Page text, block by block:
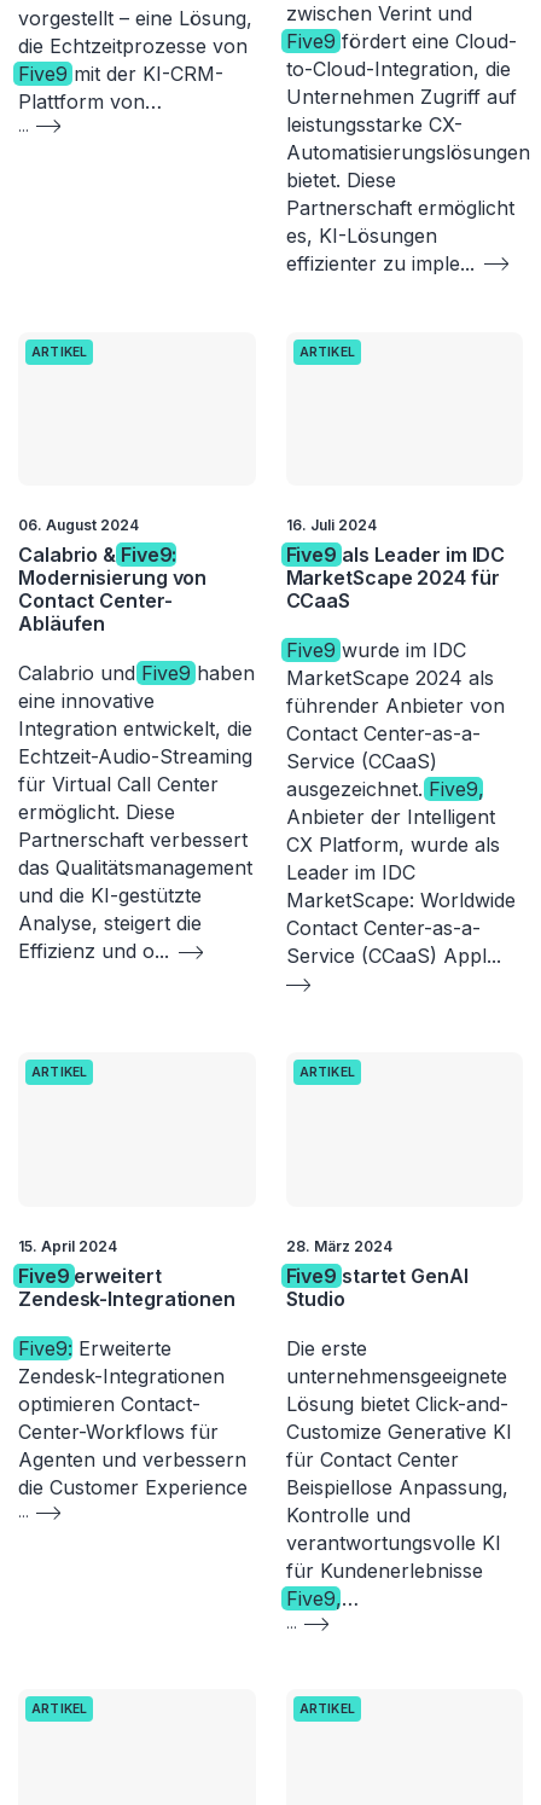
vorgestellt – eine Lösung,
die Echtzeitprozesse von
Five9 mit der KI-CRM-
Plattform von…
...
zwischen Verint und
Five9 fördert eine Cloud-
to-Cloud-Integration, die
Unternehmen Zugriff auf
leistungsstarke CX-
Automatisierungslösungen
bietet. Diese
Partnerschaft ermöglicht
es, KI-Lösungen
effizienter zu imple...
ARTIKEL
06. August 2024
Calabrio & Five9:
Modernisierung von
Contact Center-
Abläufen
Calabrio und Five9 haben
eine innovative
Integration entwickelt, die
Echtzeit-Audio-Streaming
für Virtual Call Center
ermöglicht. Diese
Partnerschaft verbessert
das Qualitätsmanagement
und die KI-gestützte
Analyse, steigert die
Effizienz und o...
ARTIKEL
16. Juli 2024
Five9 als Leader im IDC
MarketScape 2024 für
CCaaS
Five9 wurde im IDC
MarketScape 2024 als
führender Anbieter von
Contact Center-as-a-
Service (CCaaS)
ausgezeichnet. Five9,
Anbieter der Intelligent
CX Platform, wurde als
Leader im IDC
MarketScape: Worldwide
Contact Center-as-a-
Service (CCaaS) Appl...
ARTIKEL
15. April 2024
Five9 erweitert
Zendesk-Integrationen
Five9: Erweiterte
Zendesk-Integrationen
optimieren Contact-
Center-Workflows für
Agenten und verbessern
die Customer Experience
...
ARTIKEL
28. März 2024
Five9 startet GenAI
Studio
Die erste
unternehmensgeeignete
Lösung bietet Click-and-
Customize Generative KI
für Contact Center
Beispiellose Anpassung,
Kontrolle und
verantwortungsvolle KI
für Kundenerlebnisse
Five9,…
...
ARTIKEL ARTIKEL